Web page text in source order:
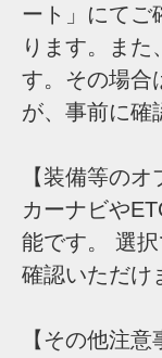
ート」にてご
ります。ま
す。その場合
が、事前に確
【装備等のオ
カーナビや
能です。 選
確認いただけ
【その他注意